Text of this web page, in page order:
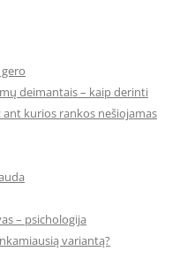
deimantais – kaip derinti
kurios rankos nešiojamas
– psichologija
variantą?